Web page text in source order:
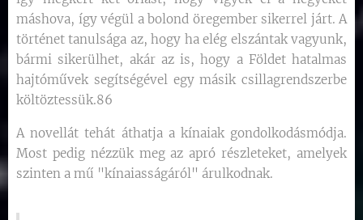
máshova, így végül a bolond öregember sikerrel járt. A
történet tanulsága az, hogy ha elég elszántak vagyunk,
bármi sikerülhet, akár az is, hogy a Földet hatalmas
hajtóművek segítségével egy másik csillagrendszerbe
költöztessük.86
A novellát tehát áthatja a kínaiak gondolkodásmódja.
Most pedig nézzük meg az apró részleteket, amelyek
szinten a mű "kínaiasságáról" árulkodnak.